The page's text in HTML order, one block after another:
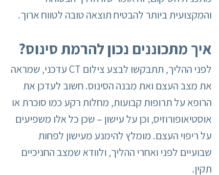
והמקצועית ביותר להבטיח תוצאה טובה לטווח ארוך.
איך מתכוננים נכון להרמת סינוס?
לפני ההליך, תתבקשו לבצע צילום CT עדכני, שמראה
את מצב העצם ואת מבנה הסינוס. חשוב לעדכן את
הרופא על תרופות קבועות, מחלות רקע כמו סוכרת או
אוסטיאופורוזיס, וכן על עישון – שכן כל אלו משפיעים
על ריפוי העצם. מומלץ להימנע מעישון לפחות
שבועיים לפני ואחרי ההליך, ולוודא שמצב החניכיים
תקין.